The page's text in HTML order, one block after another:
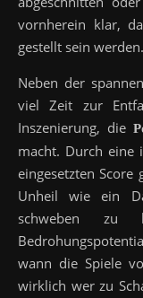
vornherein klar,
gestellt sein werden.
Neben der
viel Zeit zur
Inszenierung, die
macht. Durch eine
eingesetzten Score
Unheil wie ein
schweben zu
wann die Spiele
wirklich wer zu